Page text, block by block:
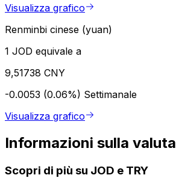
Visualizza grafico
Renminbi cinese (yuan)
1 JOD equivale a
9,51738 CNY
-0.0053 (0.06%) Settimanale
Visualizza grafico
Informazioni sulla valuta
Scopri di più su JOD e TRY